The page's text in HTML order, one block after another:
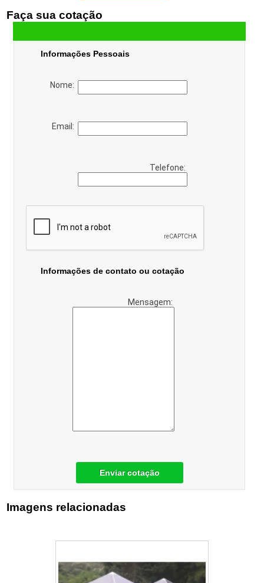
Faça sua cotação
Informações Pessoais
Nome:
Email:
Telefone:
Informações de contato ou cotação
Mensagem:
Enviar cotação
Imagens relacionadas